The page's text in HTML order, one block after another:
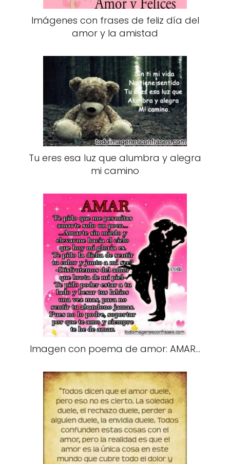
Imágenes con frases de feliz día del
amor y la amistad
Tu eres esa luz que alumbra y alegra
mi camino
Imagen con poema de amor: AMAR...